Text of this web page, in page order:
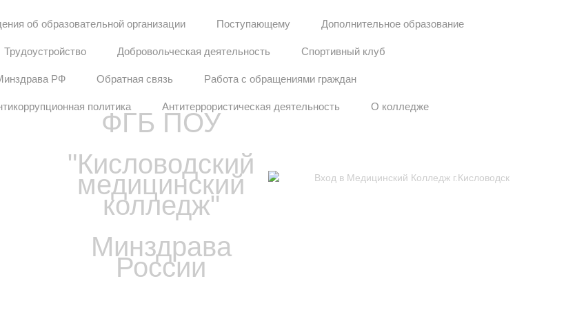
об образовательной организации Поступающему Дополнительное образование
Трудоустройство Добровольческая деятельность Спортивный клуб
РФ Обратная связь Работа с обращениями граждан
политика Антитеррористическая деятельность О колледже
ФГБ ПОУ
"Кисловодский
медицинский
колледж"
Минздрава
России